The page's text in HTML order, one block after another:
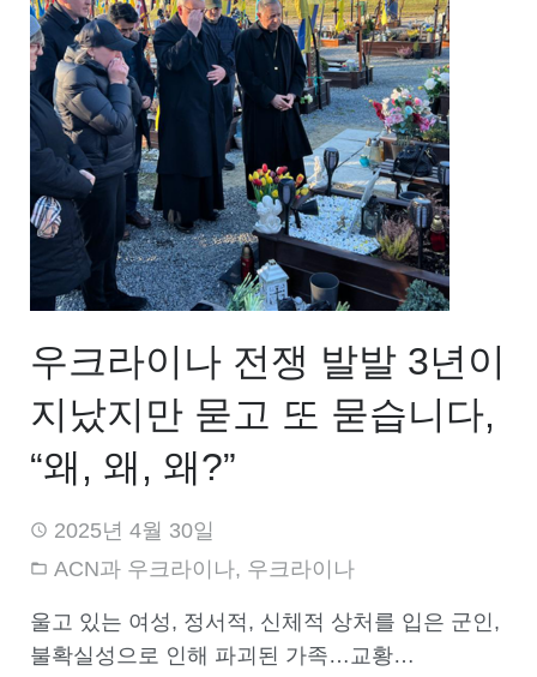
우크라이나 전쟁 발발 3년이
지났지만 묻고 또 묻습니다,
“왜, 왜, 왜?”
2025년 4월 30일
ACN과 우크라이나, 우크라이나
울고 있는 여성, 정서적, 신체적 상처를 입은 군인,
불확실성으로 인해 파괴된 가족…교황…